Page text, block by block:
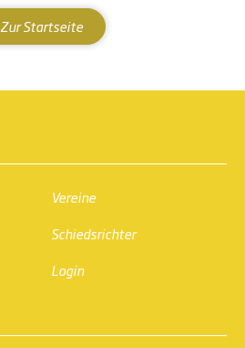
Zur Startseite
Vereine
Schiedsrichter
Login